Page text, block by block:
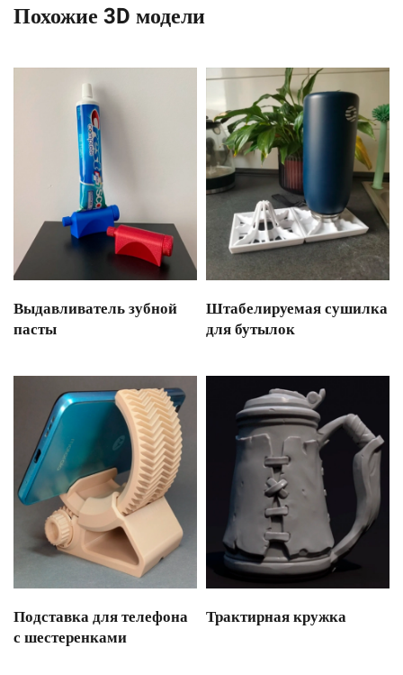
Похожие 3D модели
Выдавливатель зубной
пасты
Штабелируемая сушилка
для бутылок
Подставка для телефона
с шестеренками
Трактирная кружка